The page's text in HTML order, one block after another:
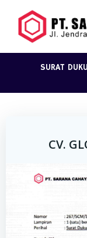
SURAT
CV.